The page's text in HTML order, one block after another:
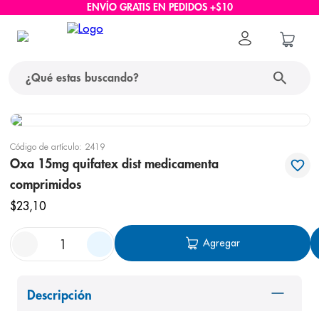
ENVÍO GRATIS EN PEDIDOS +$10
Código de artículo: 2419
Oxa 15mg quifatex dist medicamenta
comprimidos
$23,10
Agregar
Descripción
términos más buscados
1 . protector solar
2. pañales
3.
5. nivea